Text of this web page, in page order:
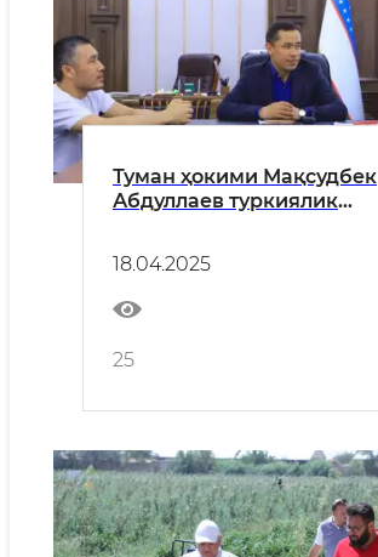
Туман ҳокими Мақсудбек
Абдуллаев туркиялик
18.04.2025
25